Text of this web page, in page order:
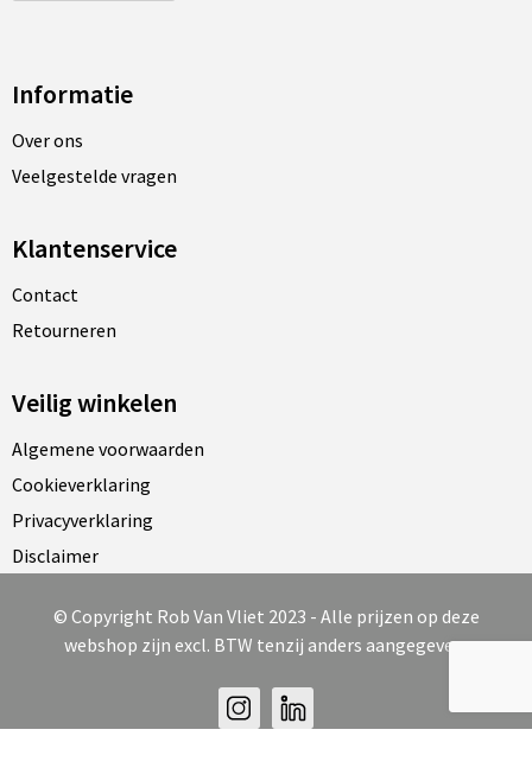
Informatie
Over ons
Veelgestelde vragen
Klantenservice
Contact
Retourneren
Veilig winkelen
Algemene voorwaarden
Cookieverklaring
Privacyverklaring
Disclaimer
© Copyright Rob Van Vliet 2023 - Alle prijzen op deze
webshop zijn excl. BTW tenzij anders aangegeven.